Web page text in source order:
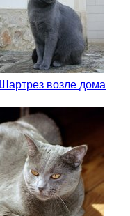
Шартрез возле дома